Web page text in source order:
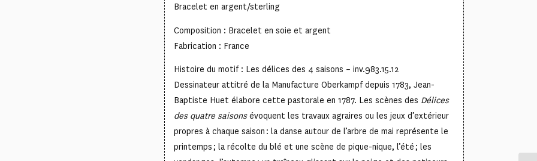
Bracelet en argent/sterling
Composition : Bracelet en soie et argent
Fabrication : France
Histoire du motif : Les délices des 4 saisons – inv.983.15.12
Dessinateur attitré de la Manufacture Oberkampf depuis 1783, Jean-
Baptiste Huet élabore cette pastorale en 1787. Les scènes des Délices
des quatre saisonsévoquent les travaux agraires ou les jeux d’extérieur
propres à chaque saison : la danse autour de l’arbre de mai représente le
printemps ; la récolte du blé et une scène de pique-nique, l’été ; les